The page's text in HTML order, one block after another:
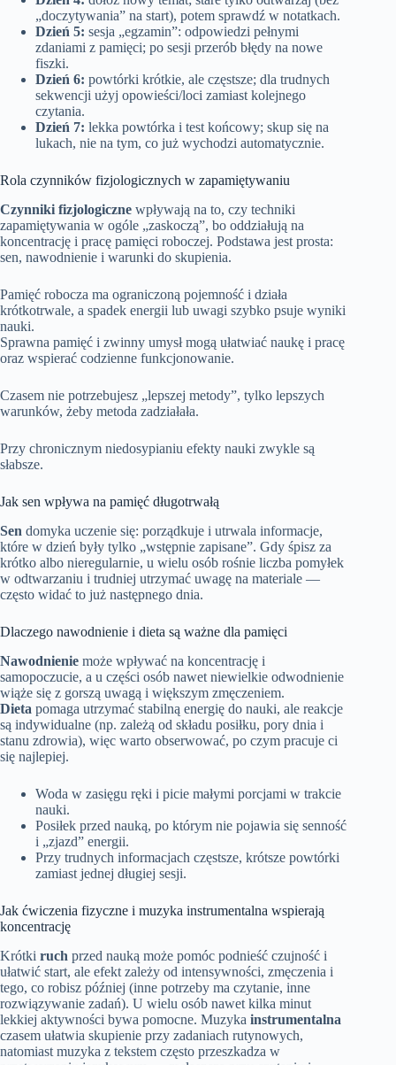
„doczytywania” na start), potem sprawdź w notatkach.
Dzień 5: sesja „egzamin”: odpowiedzi pełnymi
zdaniami z pamięci; po sesji przerób błędy na nowe
fiszki.
Dzień 6: powtórki krótkie, ale częstsze; dla trudnych
sekwencji użyj opowieści/loci zamiast kolejnego
czytania.
Dzień 7: lekka powtórka i test końcowy; skup się na
lukach, nie na tym, co już wychodzi automatycznie.
Rola czynników fizjologicznych w zapamiętywaniu
Czynniki fizjologiczne wpływają na to, czy techniki
zapamiętywania w ogóle „zaskoczą”, bo oddziałują na
koncentrację i pracę pamięci roboczej. Podstawa jest prosta:
sen, nawodnienie i warunki do skupienia.
Pamięć robocza ma ograniczoną pojemność i działa
krótkotrwale, a spadek energii lub uwagi szybko psuje wyniki
nauki.
Sprawna pamięć i zwinny umysł mogą ułatwiać naukę i pracę
oraz wspierać codzienne funkcjonowanie.
Czasem nie potrzebujesz „lepszej metody”, tylko lepszych
warunków, żeby metoda zadziałała.
Przy chronicznym niedosypianiu efekty nauki zwykle są
słabsze.
Jak sen wpływa na pamięć długotrwałą
Sen domyka uczenie się: porządkuje i utrwala informacje,
które w dzień były tylko „wstępnie zapisane”. Gdy śpisz za
krótko albo nieregularnie, u wielu osób rośnie liczba pomyłek
w odtwarzaniu i trudniej utrzymać uwagę na materiale —
często widać to już następnego dnia.
Dlaczego nawodnienie i dieta są ważne dla pamięci
Nawodnienie może wpływać na koncentrację i
samopoczucie, a u części osób nawet niewielkie odwodnienie
wiąże się z gorszą uwagą i większym zmęczeniem.
Dieta pomaga utrzymać stabilną energię do nauki, ale reakcje
są indywidualne (np. zależą od składu posiłku, pory dnia i
stanu zdrowia), więc warto obserwować, po czym pracuje ci
się najlepiej.
Woda w zasięgu ręki i picie małymi porcjami w trakcie
nauki.
Posiłek przed nauką, po którym nie pojawia się senność
i „zjazd” energii.
Przy trudnych informacjach częstsze, krótsze powtórki
zamiast jednej długiej sesji.
Jak ćwiczenia fizyczne i muzyka instrumentalna wspierają
koncentrację
Krótki ruch przed nauką może pomóc podnieść czujność i
ułatwić start, ale efekt zależy od intensywności, zmęczenia i
tego, co robisz później (inne potrzeby ma czytanie, inne
rozwiązywanie zadań). U wielu osób nawet kilka minut
lekkiej aktywności bywa pomocne. Muzyka instrumentalna
czasem ułatwia skupienie przy zadaniach rutynowych,
natomiast muzyka z tekstem często przeszkadza w